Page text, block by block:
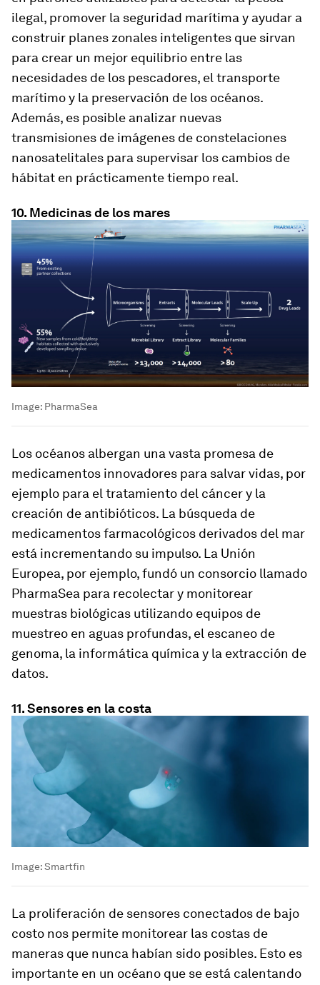
ilegal, promover la seguridad marítima y ayudar a
construir planes zonales inteligentes que sirvan
para crear un mejor equilibrio entre las
necesidades de los pescadores, el transporte
marítimo y la preservación de los océanos.
Además, es posible analizar nuevas
transmisiones de imágenes de constelaciones
nanosatelitales para supervisar los cambios de
hábitat en prácticamente tiempo real.
10. Medicinas de los mares
Image: PharmaSea
Los océanos albergan una vasta promesa de
medicamentos innovadores para salvar vidas, por
ejemplo para el tratamiento del cáncer y la
creación de antibióticos. La búsqueda de
medicamentos farmacológicos derivados del mar
está incrementando su impulso. La Unión
Europea, por ejemplo, fundó un consorcio llamado
PharmaSea para recolectar y monitorear
muestras biológicas utilizando equipos de
muestreo en aguas profundas, el escaneo de
genoma, la informática química y la extracción de
datos.
11. Sensores en la costa
Image:Smartfin
La proliferación de sensores conectados de bajo
costo nos permite monitorear las costas de
maneras que nunca habían sido posibles. Esto es
importante en un océano que se está calentando